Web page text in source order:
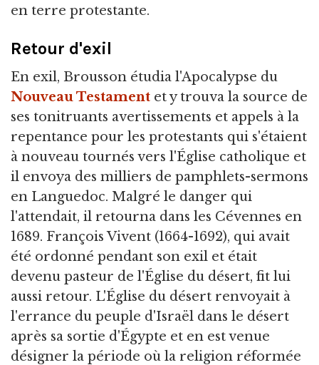
en terre protestante.
Retour d'exil
En exil, Brousson étudia l'Apocalypse du
Nouveau Testament et y trouva la source de
ses tonitruants avertissements et appels à la
repentance pour les protestants qui s'étaient
à nouveau tournés vers l'Église catholique et
il envoya des milliers de pamphlets-sermons
en Languedoc. Malgré le danger qui
l'attendait, il retourna dans les Cévennes en
1689. François Vivent (1664-1692), qui avait
été ordonné pendant son exil et était
devenu pasteur de l'Église du désert, fit lui
aussi retour. L'Église du désert renvoyait à
l'errance du peuple d'Israël dans le désert
après sa sortie d'Égypte et en est venue
désigner la période où la religion réformée